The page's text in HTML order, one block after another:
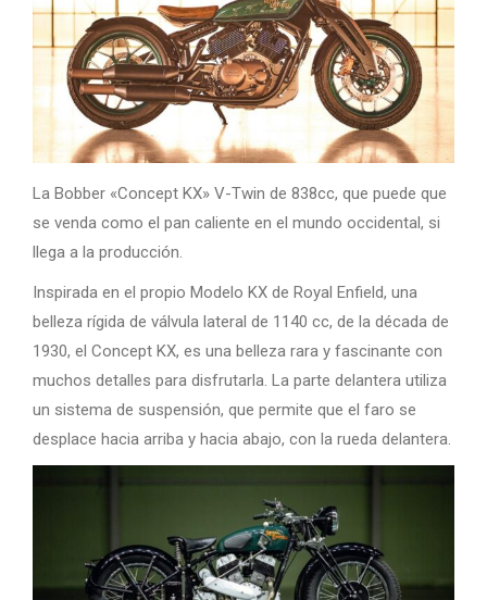
La Bobber «Concept KX» V-Twin de 838cc, que puede que
se venda como el pan caliente en el mundo occidental, si
llega a la producción.
Inspirada en el propio Modelo KX de Royal Enfield, una
belleza rígida de válvula lateral de 1140 cc, de la década de
1930, el Concept KX, es una belleza rara y fascinante con
muchos detalles para disfrutarla. La parte delantera utiliza
un sistema de suspensión, que permite que el faro se
desplace hacia arriba y hacia abajo, con la rueda delantera.